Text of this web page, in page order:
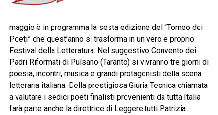
maggio è in programma la sesta edizione del “Torneo dei
Poeti” che quest’anno si trasforma in un vero e proprio
Festival della Letteratura. Nel suggestivo Convento dei
Padri Riformati di Pulsano (Taranto) si vivranno tre giorni di
poesia, incontri, musica e grandi protagonisti della scena
letteraria italiana. Della prestigiosa Giuria Tecnica chiamata
a valutare i sedici poeti finalisti provenienti da tutta Italia
farà parte anche la direttrice di Leggere:tutti Patrizia